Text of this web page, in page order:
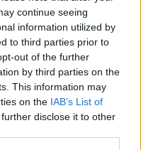
continue seeing
information utilized by
to third parties prior to
out of the further
by third parties on the
This information may
on the IAB’s List of
disclose it to other
sokéves átlaghoz
ennek akár két-
több
Alföldön és a
vízgazdálkodási és
okoz, veszélyezteti a